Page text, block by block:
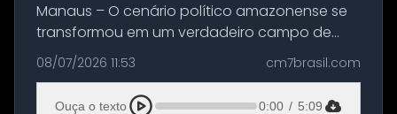
Manaus – O cenário político amazonense se
transformou em um verdadeiro campo de
guerra nesta semana. De um lado, o ex-
governador e atual pré-candidato ao
Senado, Wilson Lima (União Brasil). Do outro, ...
08/07/2026 11:53 cm7brasil.com
Ouça o texto 0:00 / 5:09